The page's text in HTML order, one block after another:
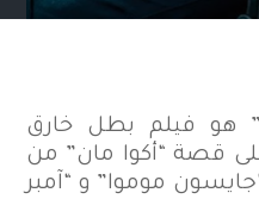
الرجل المائي “Aquaman” هو فيلم بطل خارق
2018، مبني على قصة “أكوا مان” من
موموا” و “آمبر